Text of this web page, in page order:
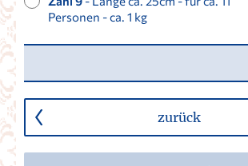
Personen - ca. 1 kg
zurück